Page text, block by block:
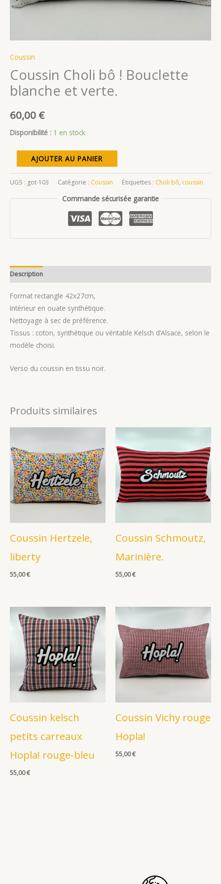
Coussin
Coussin Choli bô ! Bouclette
blanche et verte.
60,00 €
Disponibilité : 1 en stock
quantité
de
Coussin
verte.
AJOUTER AU PANIER
UGS : got-103 Catégorie : Coussin Étiquettes : Choli bô, coussin
Commande sécurisée garantie
Description
Format rectangle 42x27cm,
Intérieur en ouate synthétique.
Nettoyage à sec de préférence.
Tissus : coton, synthétique ou véritable Kelsch d’Alsace, selon le
modèle choisi.
Verso du coussin en tissu noir.
Produits similaires
Coussin Hertzele,
liberty
55,00€
Coussin Schmoutz,
Marinière.
55,00€
Coussin kelsch
petits carreaux
Hopla! rouge-bleu
55,00€
Coussin Vichy rouge
Hopla!
55,00€